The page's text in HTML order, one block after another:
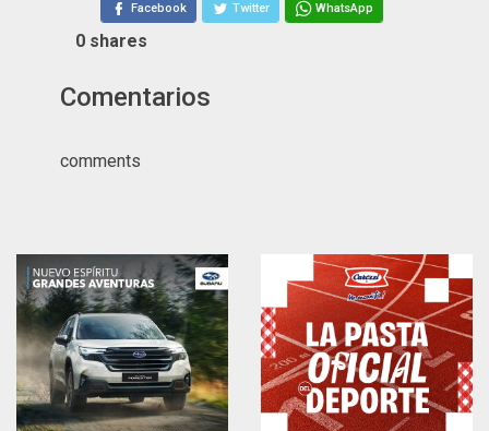
Facebook Twitter WhatsApp
0 shares
Comentarios
comments